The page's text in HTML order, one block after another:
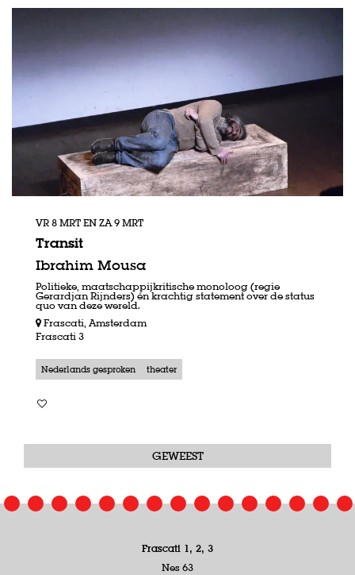
Transit
Ibrahim Mousa
VR 8 MRTENZA 9 MRT
Politieke, maatschappijkritische monoloog (regie
Gerardjan Rijnders) én krachtig statement over de status
quo van deze wereld.
Frascati, Amsterdam
Frascati 3
Nederlands gesproken theater
GEWEEST
Frascati 1, 2, 3
Nes 63